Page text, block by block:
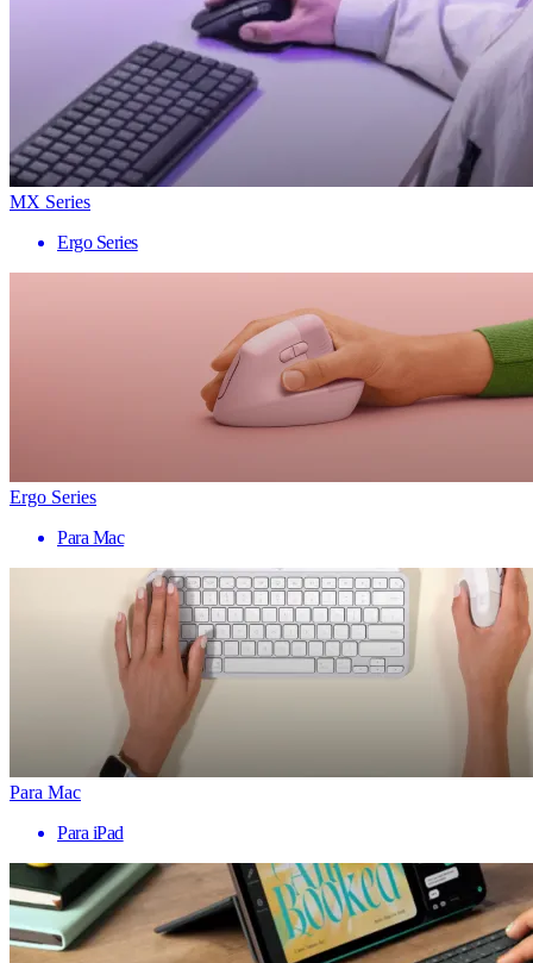
MX Series
Ergo Series
Ergo Series
Para Mac
Para Mac
Para iPad